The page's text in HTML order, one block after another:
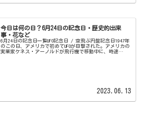
今日は何の日？6月24日の記念日・歴史的出来
事・花など
6月24日の記念日一覧UFO記念日 / 空飛ぶ円盤記念日1947年
のこの日、アメリカで初めてUFOが目撃された。アメリカの
実業家ケネス・アーノルドが飛行機で移動中に、時速
2023.06.13